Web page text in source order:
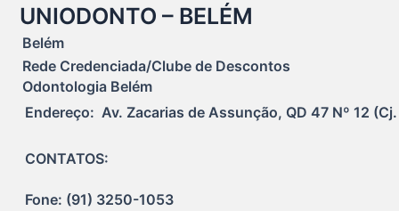
UNIODONTO – BELÉM
Belém
Rede Credenciada/Clube de Descontos
Odontologia Belém
Endereço:  Av. Zacarias de Assunção, QD 47 Nº 12
CONTATOS:
Fone: (91) 3250-1053